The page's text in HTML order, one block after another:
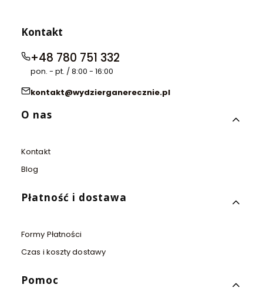
Kontakt
+48 780 751 332
pon. - pt. / 8:00 - 16:00
kontakt@wydzierganerecznie.pl
Linki w stopce
O nas
Kontakt
Blog
Płatność i dostawa
Formy Płatności
Czas i koszty dostawy
Pomoc